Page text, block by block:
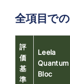
全項目で
評
価
基
準
Leela
Quantum
Bloc